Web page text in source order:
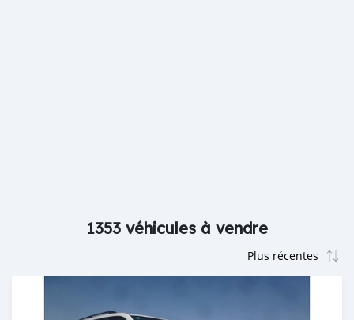
1353 véhicules à vendre